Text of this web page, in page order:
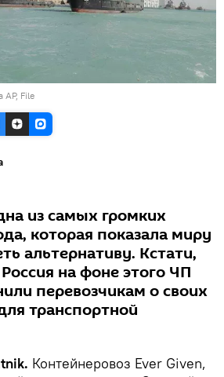
File
из самых громких
которая показала миру
альтернативу. Кстати,
на фоне этого ЧП
перевозчикам о своих
транспортной
Контейнеровоз Ever Given,